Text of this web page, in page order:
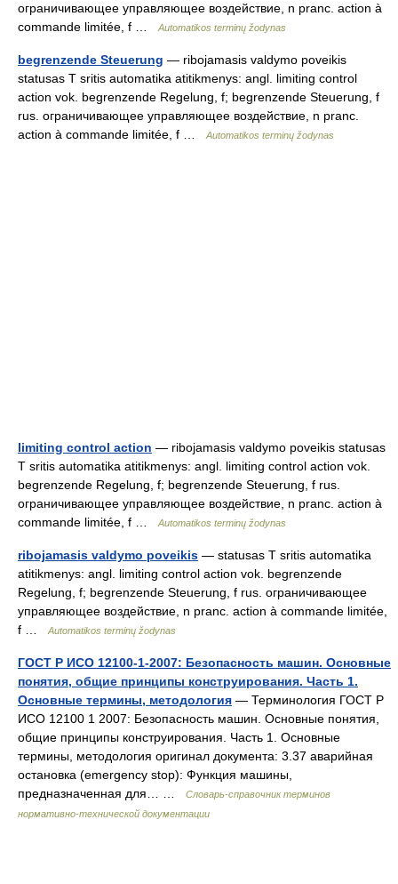
ограничивающее управляющее воздействие, n pranc. action à
commande limitée, f …
Automatikos terminų žodynas
begrenzende Steuerung — ribojamasis valdymo poveikis
statusas T sritis automatika atitikmenys: angl. limiting control
action vok. begrenzende Regelung, f; begrenzende Steuerung, f
rus. ограничивающее управляющее воздействие, n pranc.
action à commande limitée, f …
Automatikos terminų žodynas
limiting control action — ribojamasis valdymo poveikis statusas
T sritis automatika atitikmenys: angl. limiting control action vok.
begrenzende Regelung, f; begrenzende Steuerung, f rus.
ограничивающее управляющее воздействие, n pranc. action à
commande limitée, f …
Automatikos terminų žodynas
ribojamasis valdymo poveikis — statusas T sritis automatika
atitikmenys: angl. limiting control action vok. begrenzende
Regelung, f; begrenzende Steuerung, f rus. ограничивающее
управляющее воздействие, n pranc. action à commande limitée,
f …
Automatikos terminų žodynas
ГОСТ Р ИСО 12100-1-2007: Безопасность машин. Основные
понятия, общие принципы конструирования. Часть 1.
Основные термины, методология — Терминология ГОСТ Р
ИСО 12100 1 2007: Безопасность машин. Основные понятия,
общие принципы конструирования. Часть 1. Основные
термины, методология оригинал документа: 3.37 аварийная
остановка (emergency stop): Функция машины,
предназначенная для… …
Словарь-справочник терминов
нормативно-технической документации